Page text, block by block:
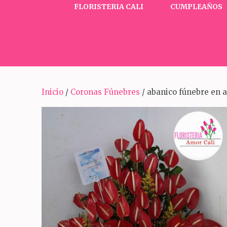
FLORISTERIA CALI CUMPLEAÑOS
Inicio / Coronas Fúnebres / abanico fúnebre en